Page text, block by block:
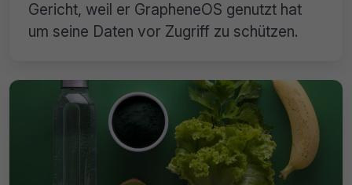
Gericht, weil er GrapheneOS genutzt hat
um seine Daten vor Zugriff zu schützen.